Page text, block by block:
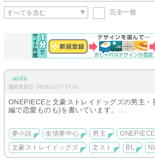
完全一致
aida
最終更新日: 2018/11/17 17:01
ONEPIECEと文豪ストレイドッグズの男主・
編で恋愛ものも)を書いています。
※OPは他で運営していたサイトからこちら
■ONEPIECE
麦わら一味中心【渡り鳥】、海軍の【ゼロ】
ロジャー海賊団の【吸血鬼】、CP9の【狂人
夢小説 友情夢中心 男主 ONEPIECE
文豪ストレイドッグズ
文スト BL